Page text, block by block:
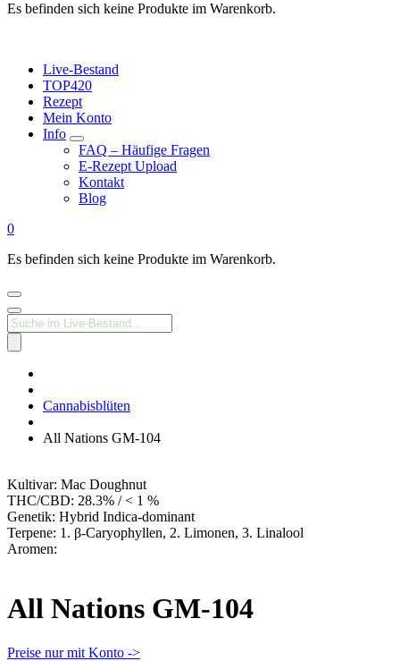
Es befinden sich keine Produkte im Warenkorb.
Live-Bestand
TOP420
Rezept
Mein Konto
Info
FAQ – Häufige Fragen
E-Rezept Upload
Kontakt
Blog
0
Es befinden sich keine Produkte im Warenkorb.
Products
search
Apotheke
Cannabisblüten
All Nations GM-104
Kultivar: Mac Doughnut
THC/CBD: 28.3% / < 1 %
Genetik: Hybrid Indica-dominant
Terpene: 1. β-Caryophyllen, 2. Limonen, 3. Linalool
Aromen:
All Nations GM-104
Preise nur mit Konto ->